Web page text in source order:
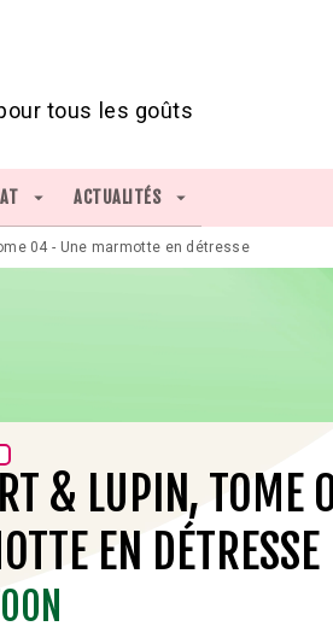
tous les goûts
arrow_drop_down ACTUALITÉS arrow_drop_down
04 - Une marmotte en détresse
& LUPIN,
EN DÉTRESSE